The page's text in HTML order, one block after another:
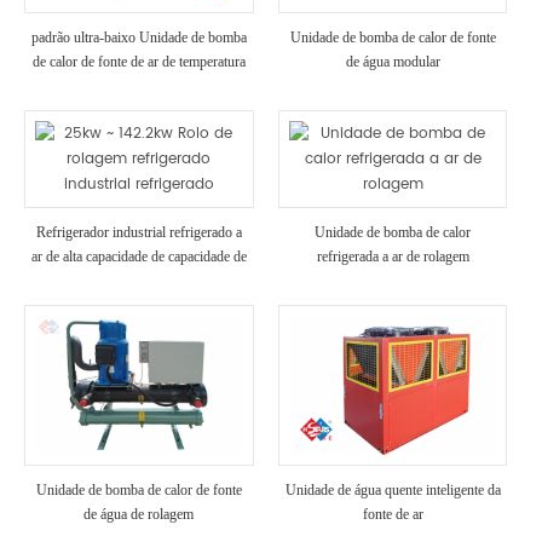
padrão ultra-baixo Unidade de bomba
de calor de fonte de ar de temperatura
Unidade de bomba de calor de fonte
de água modular
Refrigerador industrial refrigerado a
ar de alta capacidade de capacidade de
Unidade de bomba de calor
refrigerada a ar de rolagem
Unidade de bomba de calor de fonte
de água de rolagem
Unidade de água quente inteligente da
fonte de ar